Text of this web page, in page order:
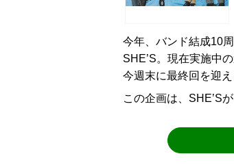
今年、バンド結成10
SHE’S。現在実施中
今週末に最終回を迎え
この企画は、SHE’S